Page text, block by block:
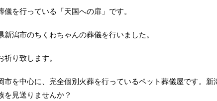
儀を行っている「天国への扉」です。
新潟市のちくわちゃんの葬儀を行いました。
り致します。
市を中心に、完全個別火葬を行っているペット葬儀屋です。
を見送りませんか？